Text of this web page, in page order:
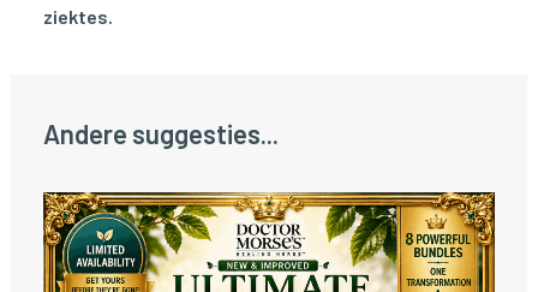
ziektes.
Andere suggesties...